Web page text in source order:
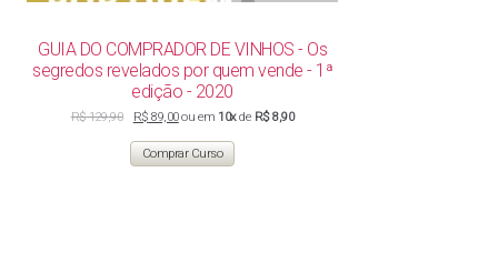
GUIA DO COMPRADOR DE VINHOS - Os
segredos revelados por quem vende - 1ª
edição - 2020
R$129,90
preço
original
R$ 129,90.
R$ 89,00O
preço
atual
é:
R$ 89,00.
ou em 10xde R$ 8,90
Comprar Curso